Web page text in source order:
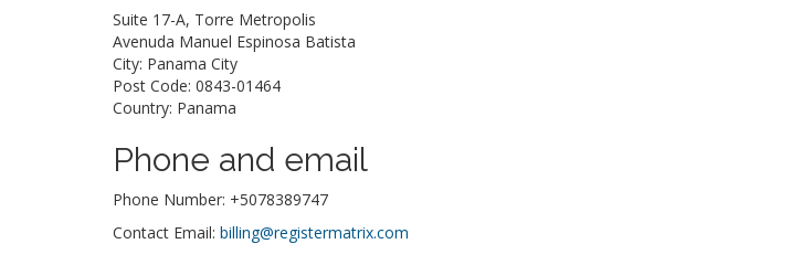
Suite 17-A, Torre Metropolis
Avenuda Manuel Espinosa Batista
City: Panama City
Post Code: 0843-01464
Country: Panama
Phone and email
Phone Number: +5078389747
Contact Email: billing@registermatrix.com